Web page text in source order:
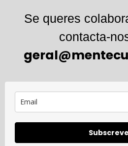
Se queres
contacta-